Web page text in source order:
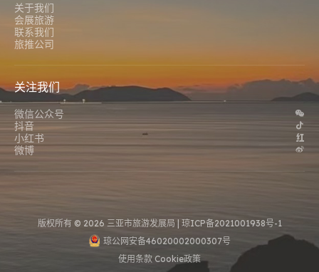
关于我们
会展旅游
联系我们
旅推公司
关注我们
微信公众号
抖音
小红书
微博
版权所有 © 2026 三亚市旅游发展局 | 琼ICP备2021001938号-1
琼公网安备46020002000307号
使用条款 Cookie政策